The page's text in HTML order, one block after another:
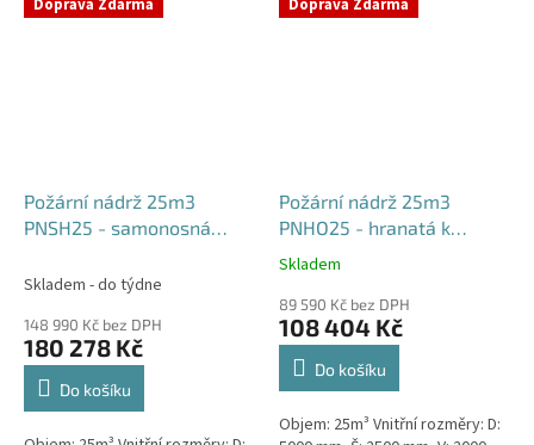
Doprava Zdarma
Požární nádrž 25m3
PNSH25 - samonosná
Skladem - do týdne
148 990 Kč bez DPH
180 278 Kč
Do košíku
Doprava Zdarma
Požární nádrž 25m3
PNHO25 - hranatá k
obetonování
Průměrné
produktu
je
5,0
hvězdiček.
Skladem
89 590 Kč bez DPH
108 404 Kč
Do košíku
Objem: 25m³ Vnitřní rozměry: D: